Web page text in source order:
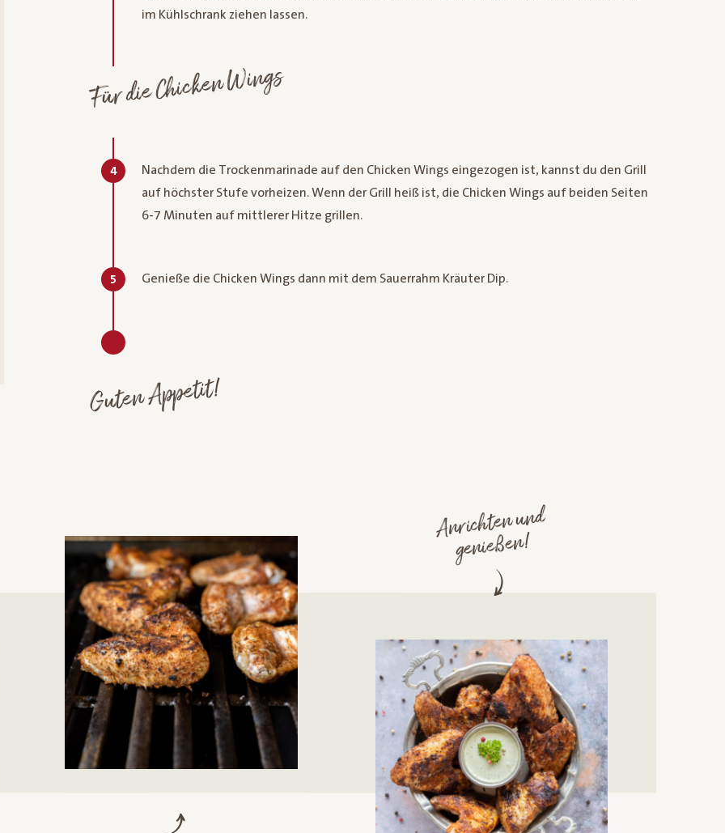
im Kühlschrank ziehen lassen.
Für die Chicken Wings
4
Nachdem die Trockenmarinade auf den Chicken Wings eingezogen ist, kannst du den Grill
auf höchster Stufe vorheizen. Wenn der Grill heiß ist, die Chicken Wings auf beiden Seiten
6-7 Minuten auf mittlerer Hitze grillen.
5 Genieße die Chicken Wings dann mit dem Sauerrahm Kräuter Dip.
Guten Appetit!
Anrichten und
genießen!